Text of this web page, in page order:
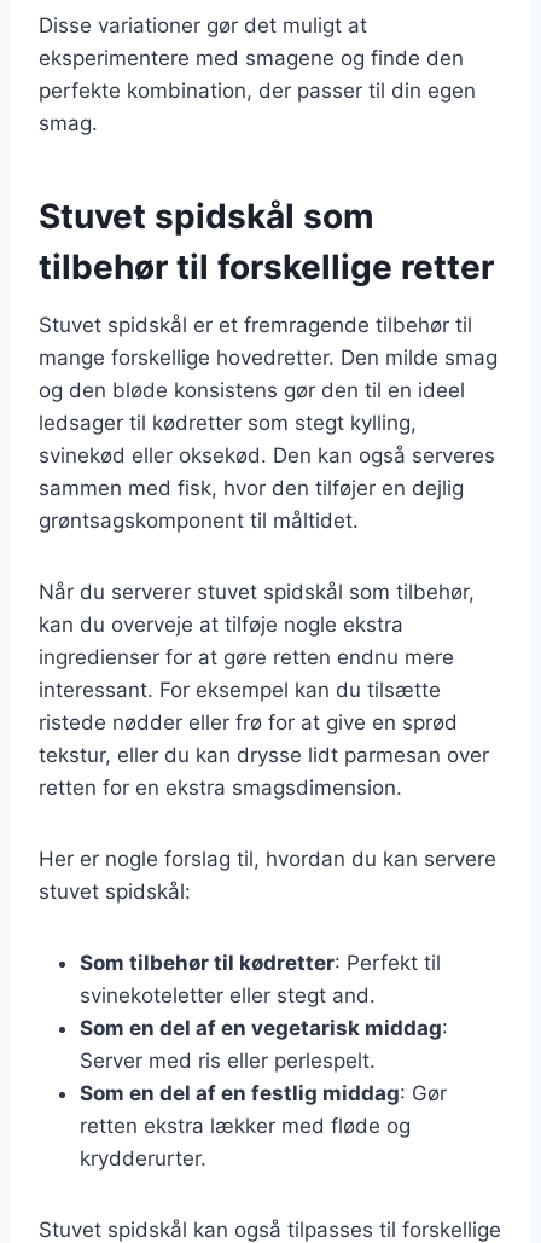
Disse variationer gør det muligt at
eksperimentere med smagene og finde den
perfekte kombination, der passer til din egen
smag.
Stuvet spidskål som
tilbehør til forskellige retter
Stuvet spidskål er et fremragende tilbehør til
mange forskellige hovedretter. Den milde smag
og den bløde konsistens gør den til en ideel
ledsager til kødretter som stegt kylling,
svinekød eller oksekød. Den kan også serveres
sammen med fisk, hvor den tilføjer en dejlig
grøntsagskomponent til måltidet.
Når du serverer stuvet spidskål som tilbehør,
kan du overveje at tilføje nogle ekstra
ingredienser for at gøre retten endnu mere
interessant. For eksempel kan du tilsætte
ristede nødder eller frø for at give en sprød
tekstur, eller du kan drysse lidt parmesan over
retten for en ekstra smagsdimension.
Her er nogle forslag til, hvordan du kan servere
stuvet spidskål:
Som tilbehør til kødretter: Perfekt til
svinekoteletter eller stegt and.
Som en del af en vegetarisk middag:
Server med ris eller perlespelt.
Som en del af en festlig middag: Gør
retten ekstra lækker med fløde og
krydderurter.
Stuvet spidskål kan også tilpasses til forskellige